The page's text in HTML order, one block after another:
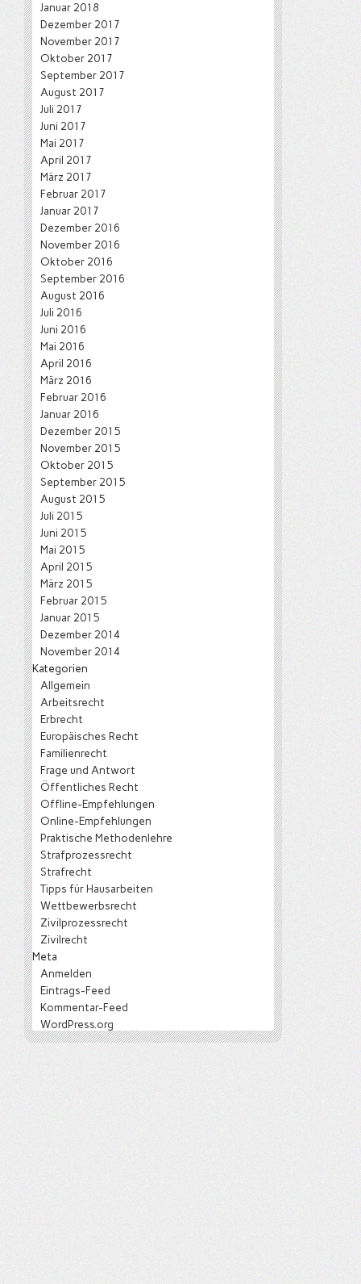
Januar 2018
Dezember 2017
November 2017
Oktober 2017
September 2017
August 2017
Juli 2017
Juni 2017
Mai 2017
April 2017
März 2017
Februar 2017
Januar 2017
Dezember 2016
November 2016
Oktober 2016
September 2016
August 2016
Juli 2016
Juni 2016
Mai 2016
April 2016
März 2016
Februar 2016
Januar 2016
Dezember 2015
November 2015
Oktober 2015
September 2015
August 2015
Juli 2015
Juni 2015
Mai 2015
April 2015
März 2015
Februar 2015
Januar 2015
Dezember 2014
November 2014
Kategorien
Allgemein
Arbeitsrecht
Erbrecht
Europäisches Recht
Familienrecht
Frage und Antwort
Öffentliches Recht
Offline-Empfehlungen
Online-Empfehlungen
Praktische Methodenlehre
Strafprozessrecht
Strafrecht
Tipps für Hausarbeiten
Wettbewerbsrecht
Zivilprozessrecht
Zivilrecht
Meta
Anmelden
Eintrags-Feed
Kommentar-Feed
WordPress.org